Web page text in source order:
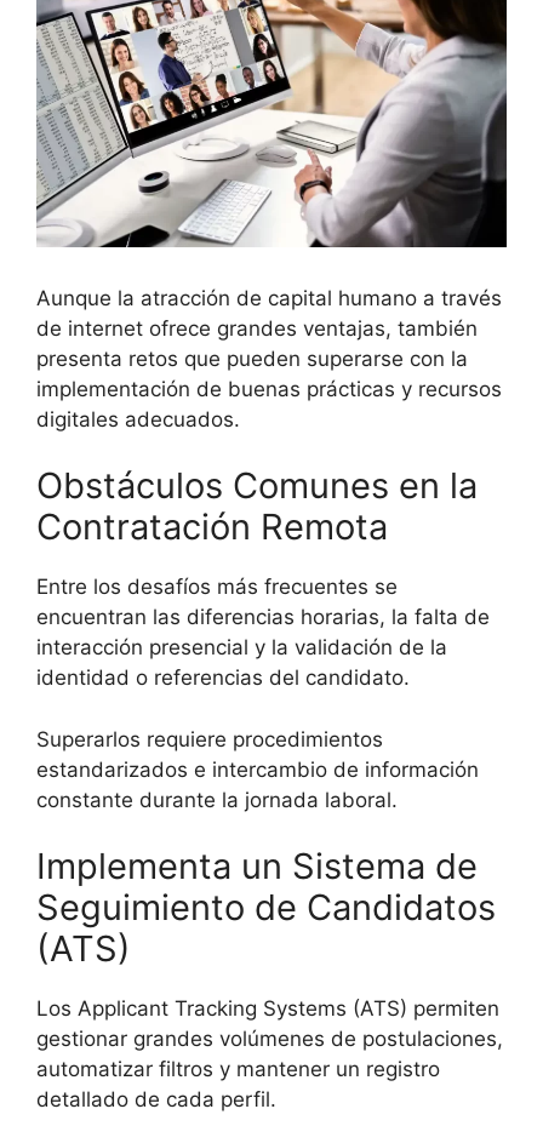
Aunque la atracción de capital humano a través
de internet ofrece grandes ventajas, también
presenta retos que pueden superarse con la
implementación de buenas prácticas y recursos
digitales adecuados.
Obstáculos Comunes en la
Contratación Remota
Entre los desafíos más frecuentes se
encuentran las diferencias horarias, la falta de
interacción presencial y la validación de la
identidad o referencias del candidato.
Superarlos requiere procedimientos
estandarizados e intercambio de información
constante durante la jornada laboral.
Implementa un Sistema de
Seguimiento de Candidatos
(ATS)
Los Applicant Tracking Systems (ATS) permiten
gestionar grandes volúmenes de postulaciones,
automatizar filtros y mantener un registro
detallado de cada perfil.